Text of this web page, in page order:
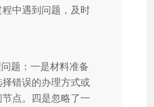
中遇到问题，及时
题：一是材料准备
错误的办理方式或
点。四是忽略了一